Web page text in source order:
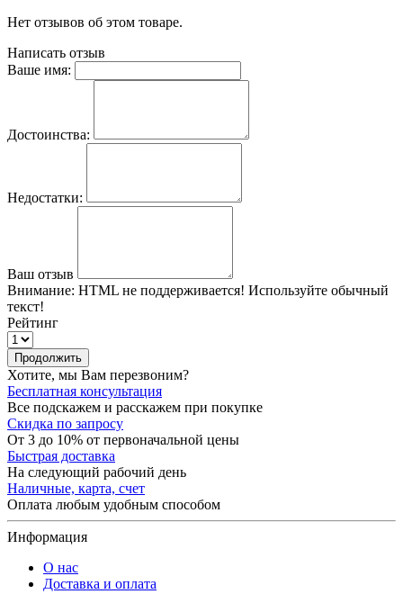
Нет отзывов об этом товаре.
Написать отзыв
Ваше имя:
Достоинства:
Недостатки:
Ваш отзыв
Внимание: HTML не поддерживается! Используйте обычный
текст!
Рейтинг
Продолжить
Хотите, мы Вам перезвоним?
Бесплатная консультация
Все подскажем и расскажем при покупке
Скидка по запросу
От 3 до 10% от первоначальной цены
Быстрая доставка
На следующий рабочий день
Наличные, карта, счет
Оплата любым удобным способом
Информация
О нас
Доставка и оплата